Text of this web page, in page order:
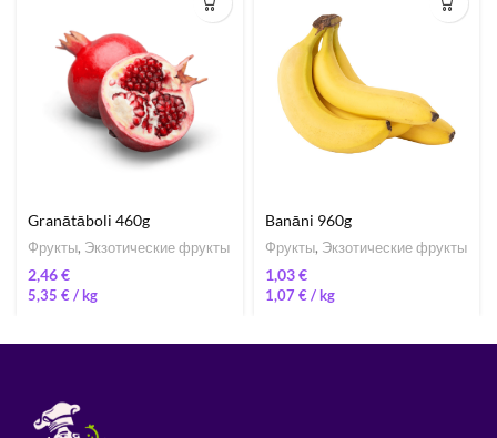
Granātāboli 460g
Фрукты, Экзотические фрукты
€
5,35 €/
Banāni 960g
Фрукты, Экзотические фрукты
€
1,07 € /